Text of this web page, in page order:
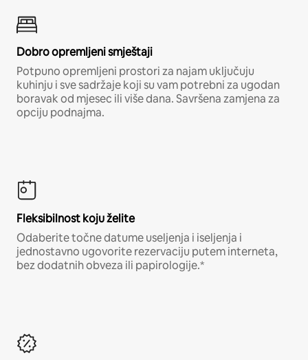
Dobro opremljeni smještaji
Potpuno opremljeni prostori za najam uključuju
kuhinju i sve sadržaje koji su vam potrebni za ugodan
boravak od mjesec ili više dana. Savršena zamjena za
opciju podnajma.
Fleksibilnost koju želite
Odaberite točne datume useljenja i iseljenja i
jednostavno ugovorite rezervaciju putem interneta,
bez dodatnih obveza ili papirologije.*